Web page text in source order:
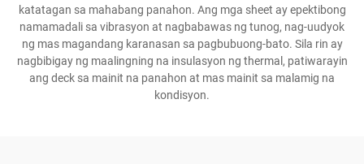
katatagan sa mahabang panahon. Ang mga sheet ay epektibong
namamadali sa vibrasyon at nagbabawas ng tunog, nag-uudyok
ng mas magandang karanasan sa pagbubuong-bato. Sila rin ay
nagbibigay ng maalingning na insulasyon ng thermal, patiwarayin
ang deck sa mainit na panahon at mas mainit sa malamig na
kondisyon.